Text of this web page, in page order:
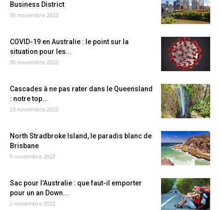
Business District
30 novembre 2022
COVID-19 en Australie : le point sur la
situation pour les...
30 novembre 2022
Cascades à ne pas rater dans le Queensland
: notre top...
23 novembre 2022
North Stradbroke Island, le paradis blanc de
Brisbane
9 novembre 2022
Sac pour l’Australie : que faut-il emporter
pour un an Down...
2 novembre 2022